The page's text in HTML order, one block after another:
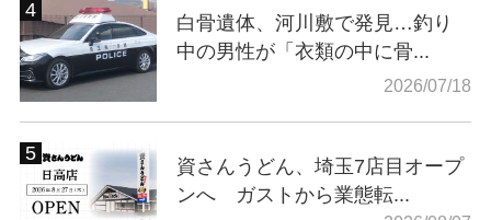
白骨遺体、河川敷で発見…釣り
中の男性が「衣類の中に骨...
2026/07/18
資さんうどん、埼玉7店目オープ
ンへ ガストから業態転...